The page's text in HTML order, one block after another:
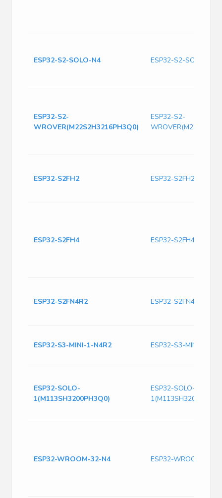
ESP32-S2-SOLO-N4 ESP32-S2-SOLO-N4
ESP32-S2-
WROVER(M22S2H3216PH3Q0)
ESP32-S2-
ESP32-S2FH2 ESP32-S2FH2
ESP32-S2FH4 ESP32-S2FH4
ESP32-S2FN4R2 ESP32-S2FN4R2
ESP32-S3-MINI-1-N4R2 ESP32-S3-MINI-1-
ESP32-SOLO-
1(M113SH3200PH3Q0)
ESP32-SOLO-
ESP32-WROOM-32-N4 ESP32-WROOM-32-